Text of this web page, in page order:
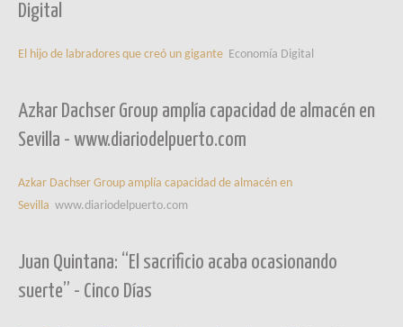
Digital
El hijo de labradores que creó un gigante Economía Digital
Azkar Dachser Group amplía capacidad de almacén en
Sevilla - www.diariodelpuerto.com
Azkar Dachser Group amplía capacidad de almacén en
Sevilla www.diariodelpuerto.com
Juan Quintana: “El sacrificio acaba ocasionando
suerte” - Cinco Días